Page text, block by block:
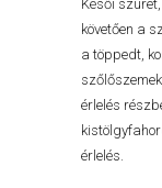
Késői
követően a
a töppedt,
érlelés
érlelés.